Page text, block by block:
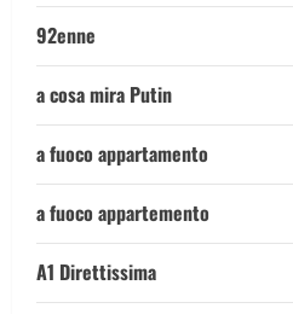
92enne
a cosa mira Putin
a fuoco appartamento
a fuoco appartemento
A1 Direttissima